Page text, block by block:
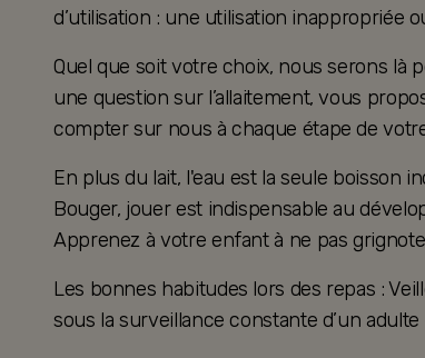
d’utilisation : une utilisation inappropriée
Quel que soit votre choix, nous serons là
une question sur l’allaitement, vous
compter sur nous à chaque étape de
En plus du lait, l'eau est la seule boisson
Bouger, jouer est indispensable au
Apprenez à votre enfant à ne pas
Les bonnes habitudes lors des repas :
sous la surveillance constante d’un